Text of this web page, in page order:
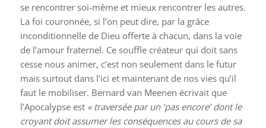
se rencontrer soi-même et mieux rencontrer les autres.
La foi couronnée, si l’on peut dire, par la grâce
inconditionnelle de Dieu offerte à chacun, dans la voie
de l’amour fraternel. Ce souffle créateur qui doit sans
cesse nous animer, c’est non seulement dans le futur
mais surtout dans l’ici et maintenant de nos vies qu’il
faut le mobiliser. Bernard van Meenen écrivait que
l’Apocalypse est « traversée par un ‘pas encore’ dont le
croyant doit assumer les conséquences au cours de sa